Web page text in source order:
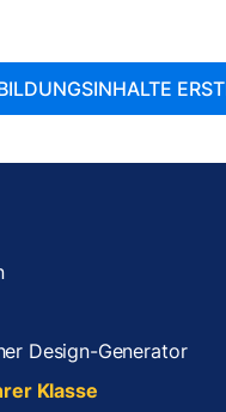
Design-Generator
Klasse